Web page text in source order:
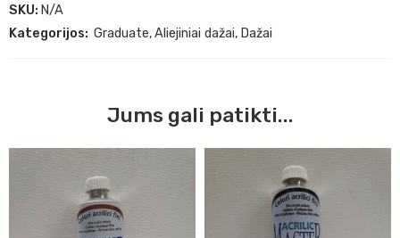
SKU: N/A
Kategorijos: Graduate,Aliejiniai dažai, Dažai
Jums gali patikti...